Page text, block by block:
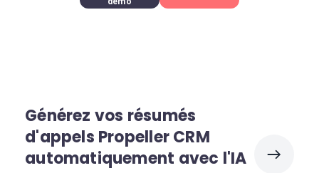
Générez vos résumés
d'appels Propeller CRM
automatiquement avec l'IA